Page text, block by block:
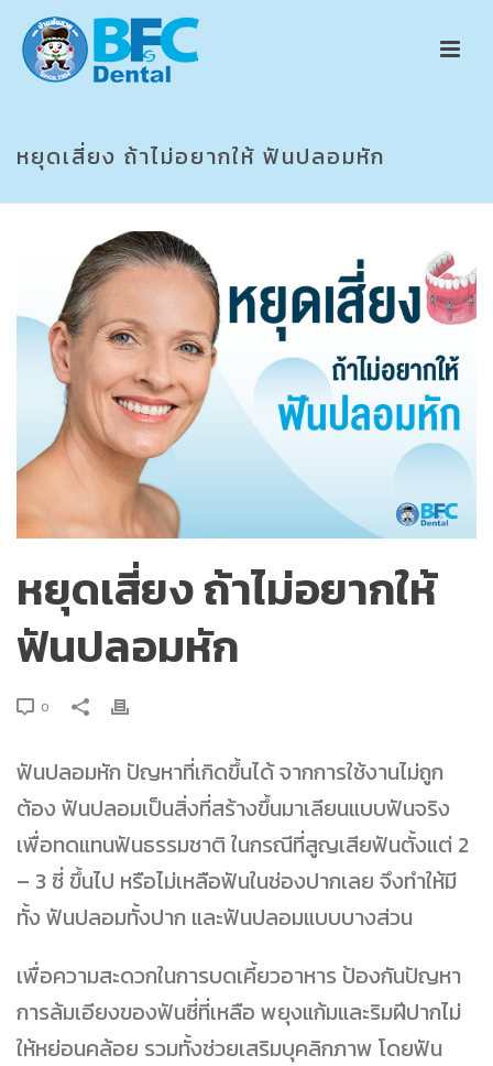
หยุดเสี่ยง ถ้าไม่อยากให้ ฟันปลอมหัก
หยุดเสี่ยง ถ้าไม่อยากให้
ฟันปลอมหัก
0
ฟันปลอมหัก ปัญหาที่เกิดขึ้นได้ จากการใช้งานไม่ถูก
ต้อง ฟันปลอมเป็นสิ่งที่สร้างขึ้นมาเลียนแบบฟันจริง
เพื่อทดแทนฟันธรรมชาติ ในกรณีที่สูญเสียฟันตั้งแต่ 2
– 3 ซี่ ขึ้นไป หรือไม่เหลือฟันในช่องปากเลย จึงทำให้มี
ทั้ง ฟันปลอมทั้งปาก และฟันปลอมแบบบางส่วน
เพื่อความสะดวกในการบดเคี้ยวอาหาร ป้องกันปัญหา
การล้มเอียงของฟันซี่ที่เหลือ พยุงแก้มและริมฝีปากไม่
ให้หย่อนคล้อย รวมทั้งช่วยเสริมบุคลิกภาพ โดยฟัน